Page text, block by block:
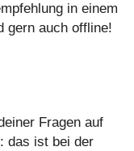
in einem
gern auch offline!
Fragen auf
das ist bei der